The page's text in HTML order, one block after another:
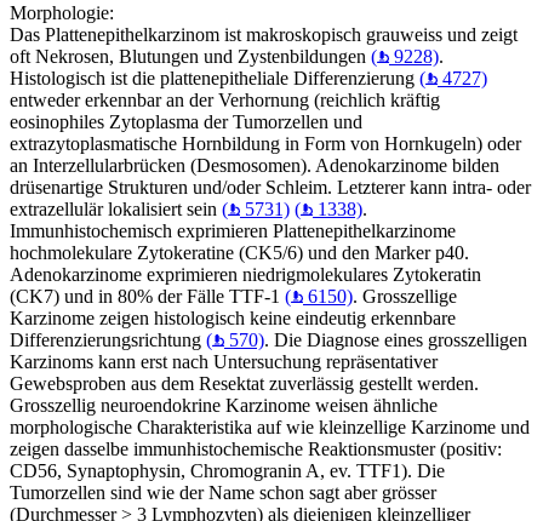
Morphologie:
Das Plattenepithelkarzinom ist makroskopisch grauweiss und zeigt
oft Nekrosen, Blutungen und Zystenbildungen ( 9228).
Histologisch ist die plattenepitheliale Differenzierung (
4727)
entweder erkennbar an der Verhornung (reichlich kräftig
eosinophiles Zytoplasma der Tumorzellen und
extrazytoplasmatische Hornbildung in Form von Hornkugeln) oder
an Interzellularbrücken (Desmosomen). Adenokarzinome bilden
drüsenartige Strukturen und/oder Schleim. Letzterer kann intra- oder
extrazellulär lokalisiert sein ( 5731) ( 1338).
Immunhistochemisch exprimieren Plattenepithelkarzinome
hochmolekulare Zytokeratine (CK5/6) und den Marker p40.
Adenokarzinome exprimieren niedrigmolekulares Zytokeratin
(CK7) und in 80% der Fälle TTF-1 ( 6150). Grosszellige
Karzinome zeigen histologisch keine eindeutig erkennbare
Differenzierungsrichtung ( 570). Die Diagnose eines grosszelligen
Karzinoms kann erst nach Untersuchung repräsentativer
Gewebsproben aus dem Resektat zuverlässig gestellt werden.
Grosszellig neuroendokrine Karzinome weisen ähnliche
morphologische Charakteristika auf wie kleinzellige Karzinome und
zeigen dasselbe immunhistochemische Reaktionsmuster (positiv:
CD56, Synaptophysin, Chromogranin A, ev. TTF1). Die
Tumorzellen sind wie der Name schon sagt aber grösser
(Durchmesser > 3 Lymphozyten) als diejenigen kleinzelliger